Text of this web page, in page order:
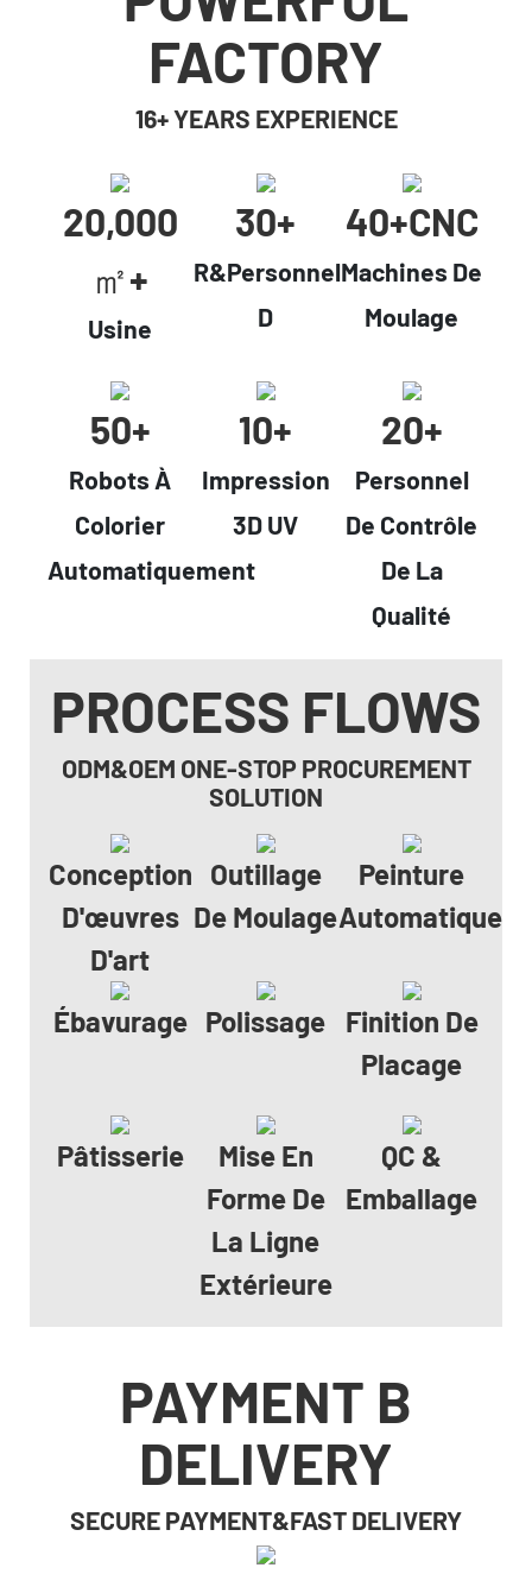
FACTORY
16+ YEARS EXPERIENCE
20,000
㎡+
Usine
30+
R&Personnel
D
40+cNC
Machines De
Moulage
50+
Robots À
Colorier
Automatiquement
10+
Impression
3D UV
20+
Personnel
De Contrôle
De La
Qualité
PROCESS FLOWS
ODM&OEM ONE-STOP PROCUREMENT
SOLUTION
Conception
D'œuvres
D'art
Outillage
De Moulage
Peinture
Automatique
Ébavurage Polissage
Finition De
Placage
Pâtisserie
Mise En
Forme De
La Ligne
Extérieure
QC &
Emballage
PAYMENT B
DELIVERY
SECURE PAYMENT&FAST DELIVERY